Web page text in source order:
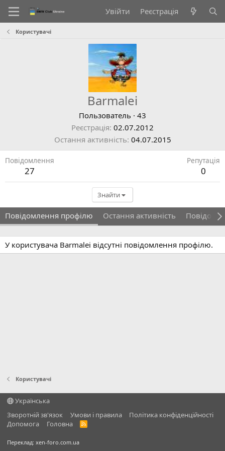
Увійти Реєстрація
Користувачі
Barmalei
Пользователь · 43
Реєстрація 02.07.2012
Остання активність 04.07.2015
Повідомлення
27
Репутація
0
Знайти
Повідомлення профілю Остання активність
У користувача Barmalei відсутні повідомлення профілю.
Користувачі
Українська
Зворотній зв'язок
Умови і правила
Політика конфіденційності
Дoпoмoга
Головна
R
Переклад: xen-foro.com.ua